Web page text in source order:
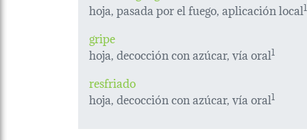
hoja, pasada por el fuego, aplicación local
gripe
hoja, decocción con azúcar, vía oral1
resfriado
hoja, decocción con azúcar, vía oral1